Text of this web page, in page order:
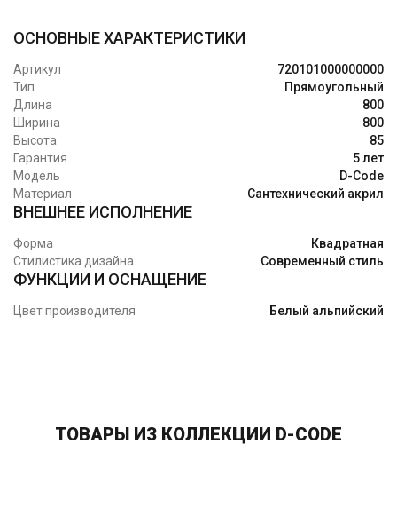
ОСНОВНЫЕ ХАРАКТЕРИСТИКИ
Артикул
720101000000000
Тип
Прямоугольный
Длина
800
Ширина
800
Высота
85
Гарантия
5 лет
Модель
D-Code
Материал
Сантехнический акрил
ВНЕШНЕЕ ИСПОЛНЕНИЕ
Форма
Квадратная
Стилистика дизайна
Современный стиль
ФУНКЦИИ И ОСНАЩЕНИЕ
Цвет производителя Белый альпийский
ТОВАРЫ ИЗ КОЛЛЕКЦИИ D-CODE